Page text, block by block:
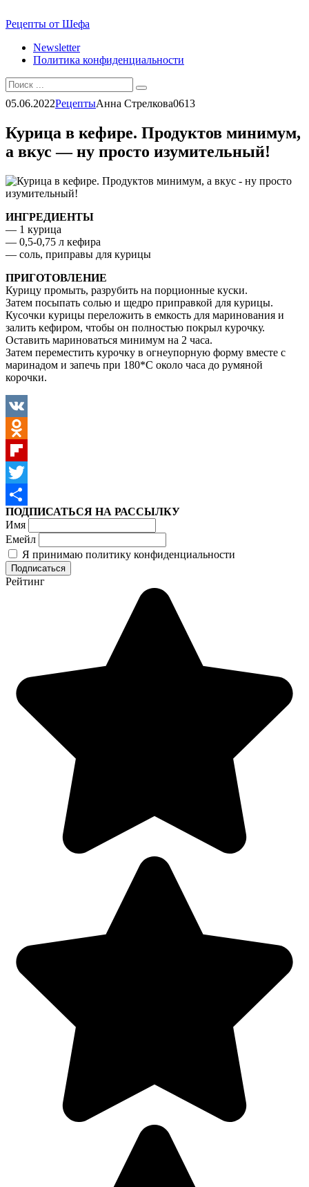
Перейти
контенту
Рецепты от Шефа
Newsletter
Политика конфиденциальности
Search
for:
05.06.2022РецептыАнна Стрелкова0613
Курица в кефире. Продуктов минимум,
а вкус — ну просто изумительный!
ИНГРЕДИЕНТЫ
— 1 курица
— 0,5-0,75 л кефира
— соль, приправы для курицы
ПРИГОТОВЛЕНИЕ
Курицу промыть, разрубить на порционные куски.
Затем посыпать солью и щедро приправкой для курицы.
Кусочки курицы переложить в емкость для маринования и
залить кефиром, чтобы он полностью покрыл курочку.
Оставить мариноваться минимум на 2 часа.
Затем переместить курочку в огнеупорную форму вместе с
маринадом и запечь при 180*С около часа до румяной
корочки.
VK
Odnoklassniki
Flipboard
Twitter
Отправить
ПОДПИСАТЬСЯ НА РАССЫЛКУ
Имя
Емейл
Я принимаю политику конфиденциальности
Рейтинг